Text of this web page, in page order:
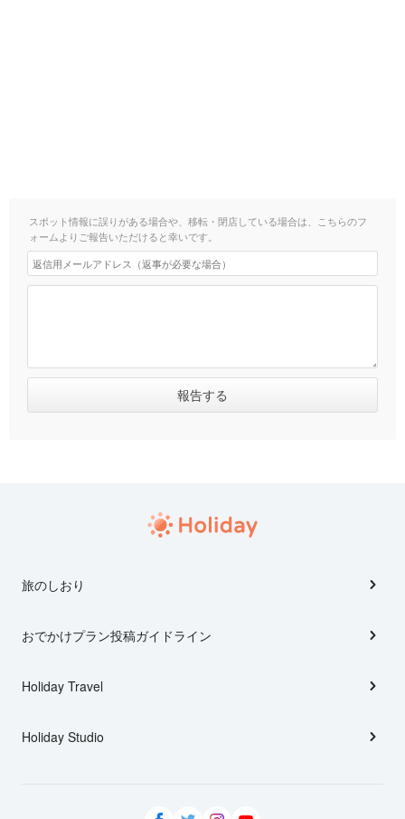
スポット情報に誤りがある場合や、移転・閉店している場合は、こちらのフ
ォームよりご報告いただけると幸いです。
旅のしおり
おでかけプラン投稿ガイドライン
Holiday Travel
Holiday Studio